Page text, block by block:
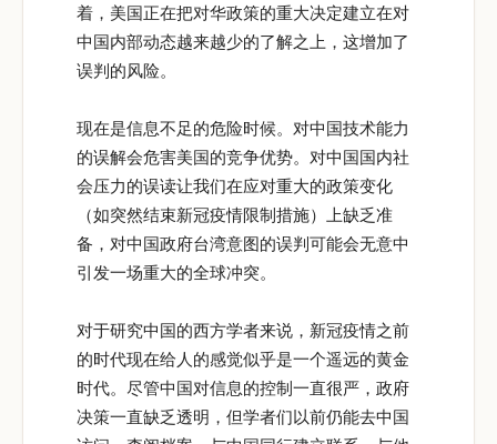
着，美国正在把对华政策的重大决定建立在对
中国内部动态越来越少的了解之上，这增加了
误判的风险。
现在是信息不足的危险时候。对中国技术能力
的误解会危害美国的竞争优势。对中国国内社
会压力的误读让我们在应对重大的政策变化
（如突然结束新冠疫情限制措施）上缺乏准
备，对中国政府台湾意图的误判可能会无意中
引发一场重大的全球冲突。
对于研究中国的西方学者来说，新冠疫情之前
的时代现在给人的感觉似乎是一个遥远的黄金
时代。尽管中国对信息的控制一直很严，政府
决策一直缺乏透明，但学者们以前仍能去中国